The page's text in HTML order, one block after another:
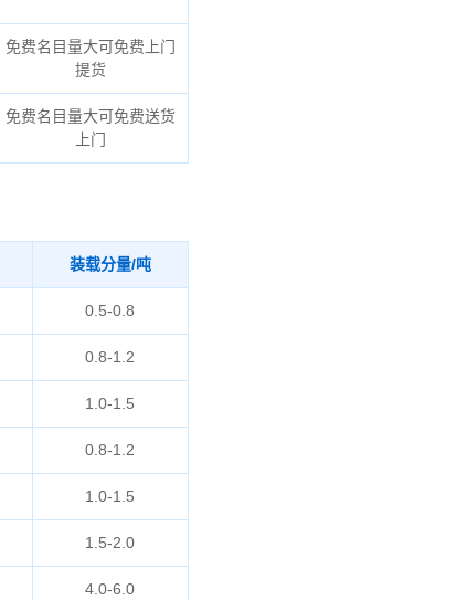
免费名目量大可免费上门
提货
免费名目量大可免费送货
上门
装载分量/吨
0.5-0.8
0.8-1.2
1.0-1.5
0.8-1.2
1.0-1.5
1.5-2.0
4.0-6.0